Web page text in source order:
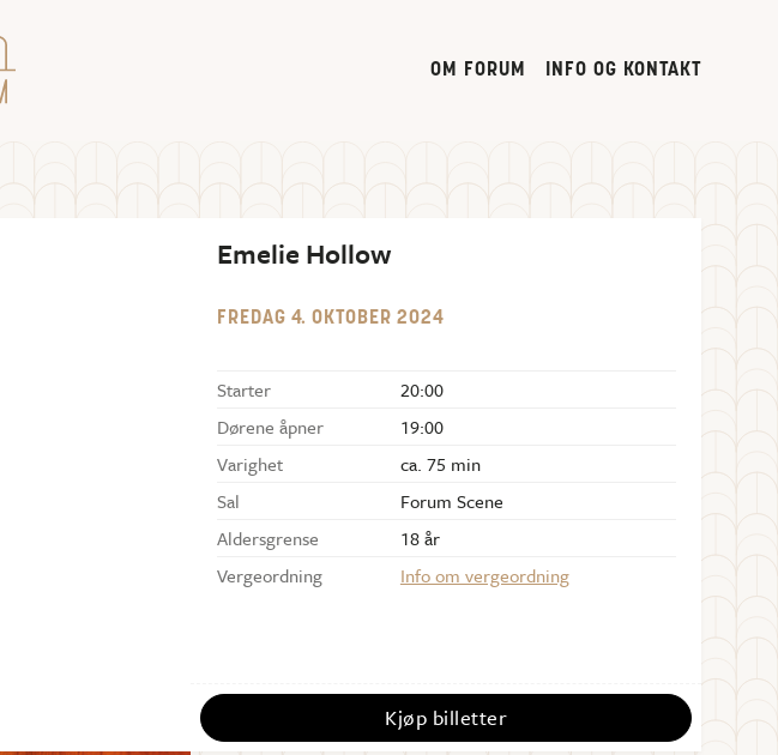
OM FORUM INFO OG KONTAKT
Emelie Hollow
FREDAG 4. OKTOBER 2024
Starter
20:00
Dørene åpner
19:00
Varighet
ca. 75 min
Sal
Forum Scene
Aldersgrense
18 år
Vergeordning
Info om vergeordning
Kjøp billetter